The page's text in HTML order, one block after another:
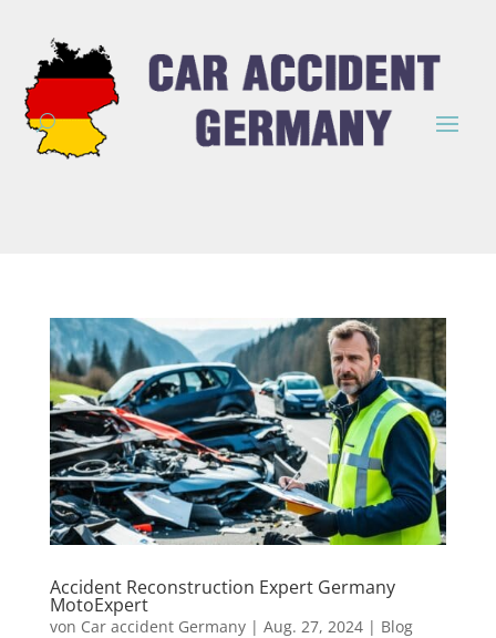
Accident Reconstruction Expert Germany
MotoExpert
von Car accident Germany| Aug. 27, 2024| Blog